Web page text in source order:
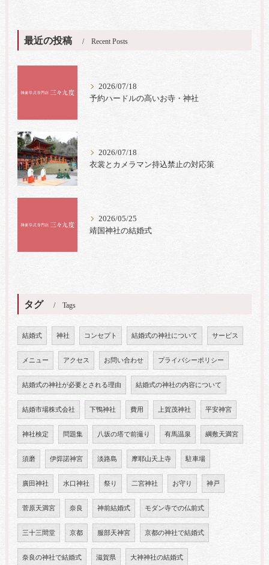
最近の投稿 Recent Posts
2026/07/18
予約ハードルの高いお寺・神社
2026/07/18
衣裳とカメラマン持込禁止の対応策
2026/05/25
靖国神社の結婚式
タグ Tags
結婚式 神社 コンセプト 結婚式の神社について サービス
メニュー アクセス お問い合わせ プライバシーポリシー
結婚式の神社が必要とされる理由 結婚式の神社の内容について
結婚市場株式会社 下鴨神社 費用 上賀茂神社 平安神宮
神社検定 問題集 八坂の塔で前撮り 有馬温泉 綱敷天満宮
須磨 伊弉諾神宮 淡路島 摩耶山天上寺 駐車場
廣田神社 水口神社 祭り 二宮神社 お守り 神戸
菅原天満宮 奈良 神前結婚式 モダン寺での仏前式
三十三間堂 京都 服部天神宮 京都の神社で結婚式
奈良の神社で結婚式 滋賀県 大神神社の結婚式